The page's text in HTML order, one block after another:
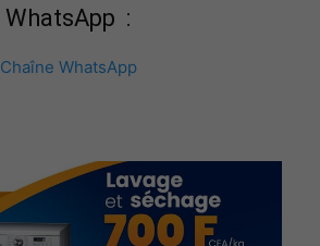
WhatsApp :
Chaîne WhatsApp